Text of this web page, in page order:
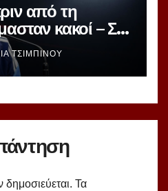
από τη
κακοί – Στη
η νίκη»
ΤΣΙΜΠΙΝΟΎ
Τα